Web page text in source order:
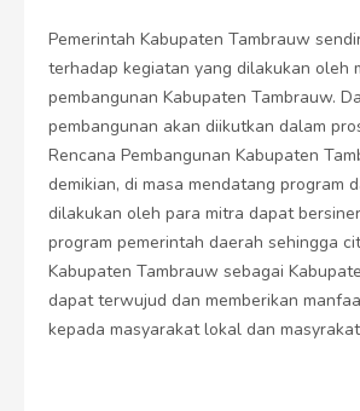
Pemerintah Kabupaten Tambrauw
terhadap kegiatan yang dilakukan oleh
pembangunan Kabupaten Tambrauw.
pembangunan akan diikutkan dalam
Rencana Pembangunan Kabupaten
demikian, di masa mendatang program
dilakukan oleh para mitra dapat
program pemerintah daerah sehingga
Kabupaten Tambrauw sebagai
dapat terwujud dan memberikan
kepada masyarakat lokal dan